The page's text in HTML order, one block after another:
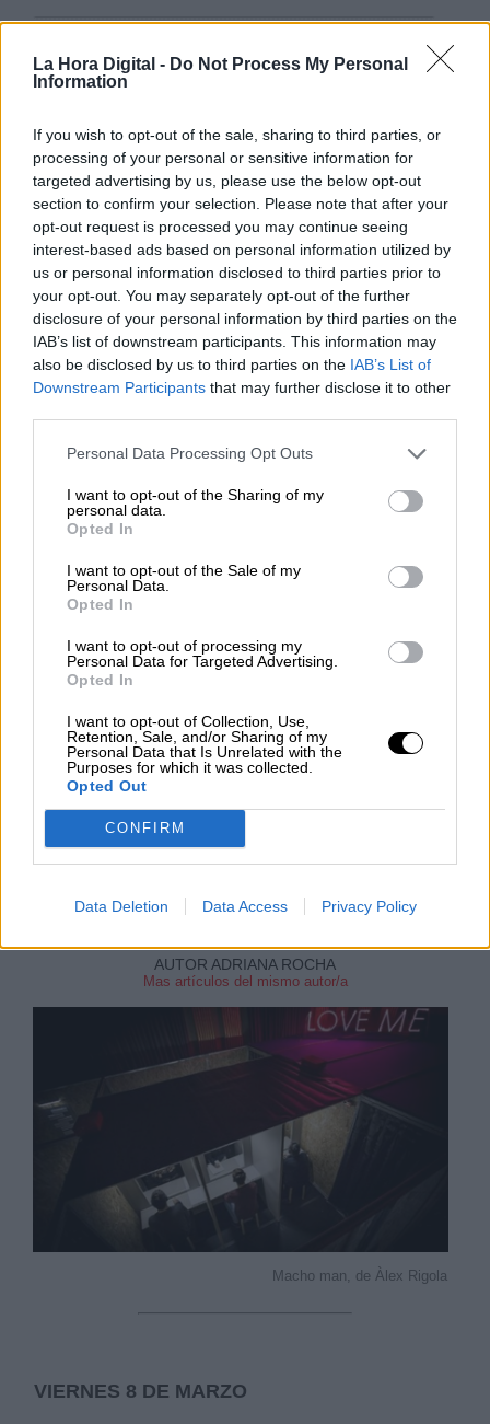
La Hora Digital - Do Not Process My Personal
Information
If you wish to opt-out of the sale, sharing to third parties, or
processing of your personal or sensitive information for
targeted advertising by us, please use the below opt-out
section to confirm your selection. Please note that after your
opt-out request is processed you may continue seeing
interest-based ads based on personal information utilized by
us or personal information disclosed to third parties prior to
your opt-out. You may separately opt-out of the further
disclosure of your personal information by third parties on the
IAB’s list of downstream participants. This information may
also be disclosed by us to third parties on the IAB’s List of
Downstream Participants that may further disclose it to other
Personal Data Processing Opt Outs
I want to opt-out of the Sharing of my
personal data.
Opted In
I want to opt-out of the Sale of my
Personal Data.
Opted In
I want to opt-out of processing my
Personal Data for Targeted Advertising.
Opted In
I want to opt-out of Collection, Use,
Retention, Sale, and/or Sharing of my
Personal Data that Is Unrelated with the
Purposes for which it was collected.
Opted Out
CONFIRM
Data Deletion Data Access Privacy Policy
Votantes y votados
El Conflicto de Oriente Medio:
Un Nuevo Orden Autoritario
en Construcción
Por Álvaro Frutos Rosado y Gabinete
Geopolítica de Crisis
Reconquista leonesa
Por Carlos Miranda
Clara Campoamor: Mi sueño,
ARTE
Arte Sacro y Teatralia: qué hacer este
fin de semana si apetece buen ocio y
un poco de reflexión
AUTOR ADRIANA ROCHA
Mas artículos del mismo autor/a
JUEVES, 07 MARZO 2019
Macho man, de Àlex Rigola
VIERNES 8 DE MARZO